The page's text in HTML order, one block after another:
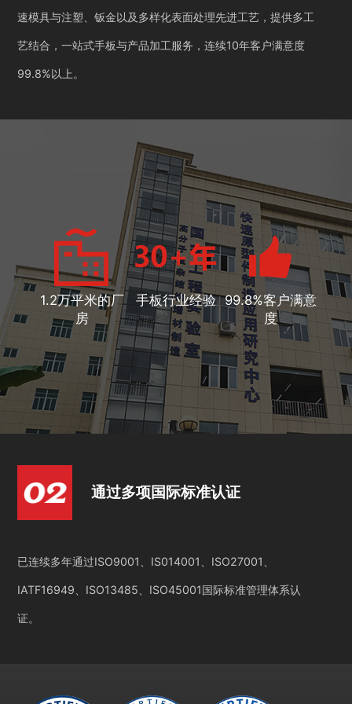
速模具与注塑、钣金以及多样化表面处理先进工艺，提供多工
艺结合，一站式手板与产品加工服务，连续10年客户满意度
99.8%以上。
1.2万平米的厂
房
手板行业经验 99.8%客户满意
度
通过多项国际标准认证
已连续多年通过ISO9001、IS014001、ISO27001、
IATF16949、ISO13485、ISO45001国际标准管理体系认
证。